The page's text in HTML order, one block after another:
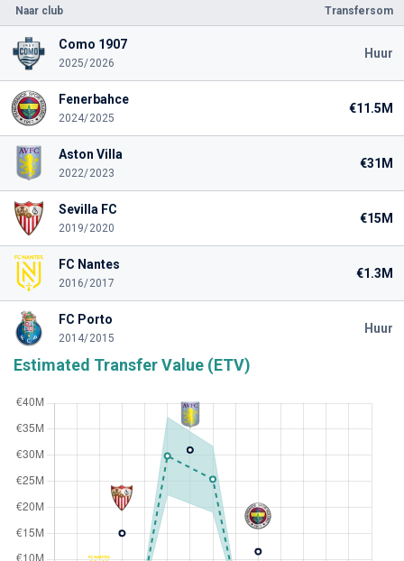
Naar club Transfersom
Como 1907
2025/2026
Huur
Fenerbahce
2024/2025
€11.5M
Aston Villa
2022/2023
€31M
Sevilla FC
2019/2020
€15M
FC Nantes
2016/2017
€1.3M
FC Porto
2014/2015
Huur
Estimated Transfer Value (ETV)